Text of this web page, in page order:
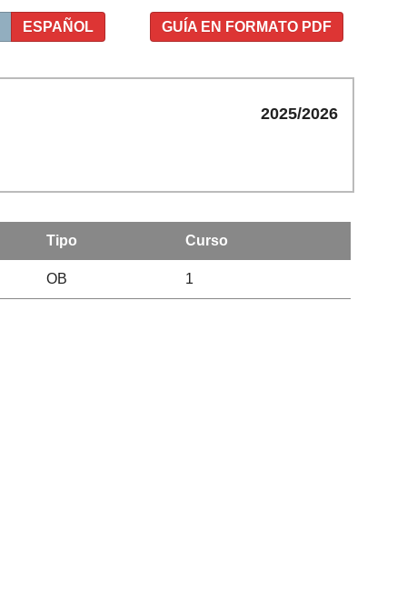
GUÍA EN FORMATO PDF
ESPAÑOL
2025/2026
Tipo Curso
OB 1